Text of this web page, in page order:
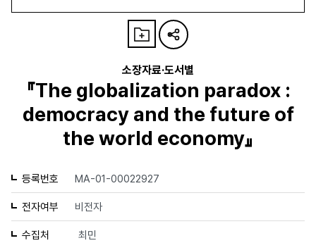
소장자료·도서별
『The globalization paradox :
democracy and the future of
the world economy』
등록번호 MA-01-00022927
전자여부 비전자
수집처 최민